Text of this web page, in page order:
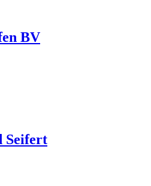
BV
Seifert